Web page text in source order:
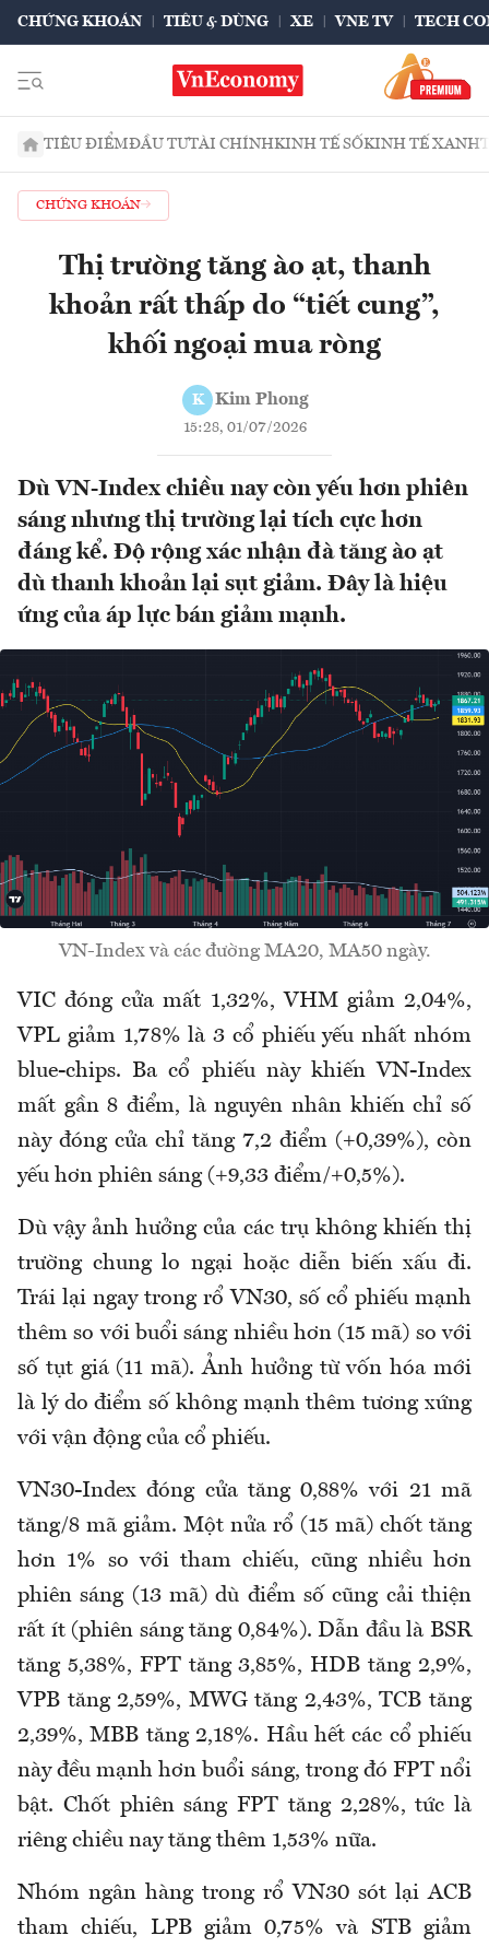
CHỨNG KHOÁN TIÊU & DÙNG XE VNE TV TECH
TIÊU ĐIỂMĐẦU TƯTÀI CHÍNHKINH TẾ SỐKINH TẾ XANH
CHỨNG KHOÁN
Thị trường tăng ào ạt, thanh
khoản rất thấp do “tiết cung”,
khối ngoại mua ròng
K Kim Phong
15:28, 01/07/2026
Dù VN-Index chiều nay còn yếu hơn phiên
sáng nhưng thị trường lại tích cực hơn
đáng kể. Độ rộng xác nhận đà tăng ào ạt
dù thanh khoản lại sụt giảm. Đây là hiệu
ứng của áp lực bán giảm mạnh.
VN-Index và các đường MA20, MA50 ngày.
VIC đóng cửa mất 1,32%, VHM giảm 2,04%,
VPL giảm 1,78% là 3 cổ phiếu yếu nhất nhóm
blue-chips. Ba cổ phiếu này khiến VN-Index
mất gần 8 điểm, là nguyên nhân khiến chỉ số
này đóng cửa chỉ tăng 7,2 điểm (+0,39%), còn
yếu hơn phiên sáng (+9,33 điểm/+0,5%).
Dù vậy ảnh hưởng của các trụ không khiến thị
trường chung lo ngại hoặc diễn biến xấu đi.
Trái lại ngay trong rổ VN30, số cổ phiếu mạnh
thêm so với buổi sáng nhiều hơn (15 mã) so với
số tụt giá (11 mã). Ảnh hưởng từ vốn hóa mới
là lý do điểm số không mạnh thêm tương xứng
với vận động của cổ phiếu.
VN30-Index đóng cửa tăng 0,88% với 21 mã
tăng/8 mã giảm. Một nửa rổ (15 mã) chốt tăng
hơn 1% so với tham chiếu, cũng nhiều hơn
phiên sáng (13 mã) dù điểm số cũng cải thiện
rất ít (phiên sáng tăng 0,84%). Dẫn đầu là BSR
tăng 5,38%, FPT tăng 3,85%, HDB tăng 2,9%,
VPB tăng 2,59%, MWG tăng 2,43%, TCB tăng
2,39%, MBB tăng 2,18%. Hầu hết các cổ phiếu
này đều mạnh hơn buổi sáng, trong đó FPT nổi
bật. Chốt phiên sáng FPT tăng 2,28%, tức là
riêng chiều nay tăng thêm 1,53% nữa.
Nhóm ngân hàng trong rổ VN30 sót lại ACB
tham chiếu, LPB giảm 0,75% và STB giảm